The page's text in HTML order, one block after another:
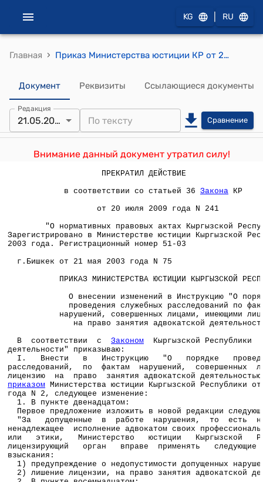
KG RU
Главная › Приказ Министерства юстиции КР от 21 мая 2003 года № 75 "О внесении изменений в Инструкцию "О порядке проведения служебных расследований по фактам нарушений, совершенных лицами, имеющими лицензию на право занятия адвокатской деятельностью".
Документ Реквизиты Ссылающиеся документы
Редакция
21.05.2003 Сравнение
Внимание данный документ утратил силу!